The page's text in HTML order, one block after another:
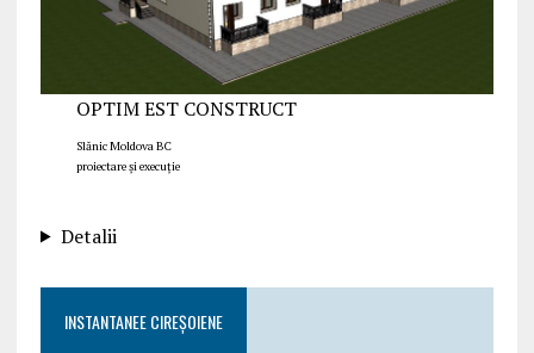
OPTIM EST CONSTRUCT
Slănic Moldova BC
proiectare și execuție
Detalii
INSTANTANEE CIREȘOIENE